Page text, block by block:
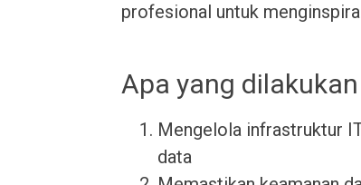
profesional untuk
Apa yang
Mengelola infrastruktur
data